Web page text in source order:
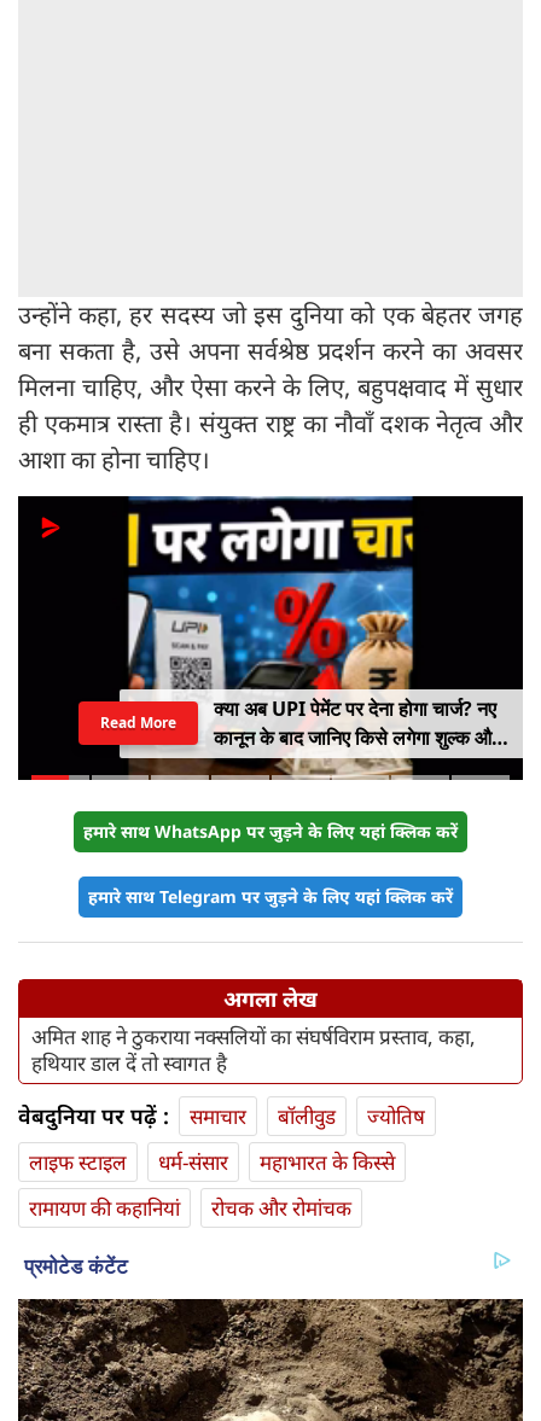
उन्होंने कहा, हर सदस्य जो इस दुनिया को एक बेहतर जगह
बना सकता है, उसे अपना सर्वश्रेष्ठ प्रदर्शन करने का अवसर
मिलना चाहिए, और ऐसा करने के लिए, बहुपक्षवाद में सुधार
ही एकमात्र रास्ता है। संयुक्त राष्ट्र का नौवाँ दशक नेतृत्व और
आशा का होना चाहिए।
क्या अब UPI पेमेंट पर देना होगा चार्ज? नए
कानून के बाद जानिए किसे लगेगा शुल्क और
किसे नहीं
Read More
हमारे साथ WhatsApp पर जुड़ने के लिए यहां क्लिक करें
हमारे साथ Telegram पर जुड़ने के लिए यहां क्लिक करें
अगला लेख
अमित शाह ने ठुकराया नक्सलियों का संघर्षविराम प्रस्ताव, कहा,
हथियार डाल दें तो स्वागत है
वेबदुनिया पर पढ़ें : समाचार बॉलीवुड
ज्योतिष
लाइफ स्‍टाइल
धर्म-संसार
महाभारत के किस्से
रामायण की कहानियां
रोचक और रोमांचक